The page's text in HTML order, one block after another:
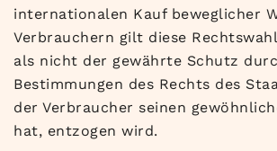
internationalen Kauf beweglicher
Verbrauchern gilt diese
als nicht der gewährte Schutz
Bestimmungen des Rechts des
der Verbraucher seinen
hat, entzogen wird.